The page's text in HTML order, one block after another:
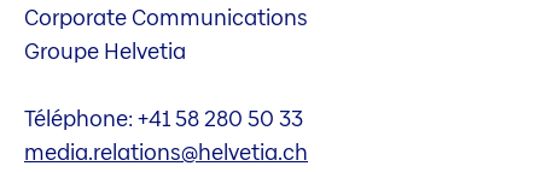
Corporate Communications
Groupe Helvetia
Téléphone: +41 58 280 50 33
media.relations@helvetia.ch